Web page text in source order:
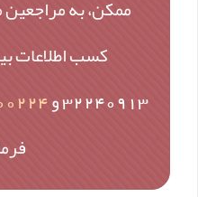
ممکن، به
کسب اطلاعات
32240913 و